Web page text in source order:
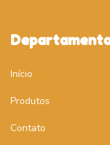
Início
Produtos
Contato